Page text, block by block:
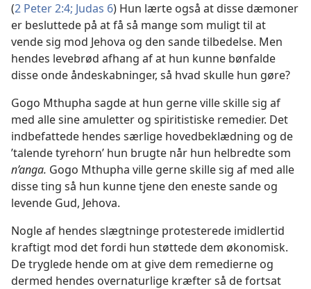
(2 Peter 2:4; Judas 6) Hun lærte også at disse dæmoner
er besluttede på at få så mange som muligt til at
vende sig mod Jehova og den sande tilbedelse. Men
hendes levebrød afhang af at hun kunne bønfalde
disse onde åndeskabninger, så hvad skulle hun gøre?
Gogo Mthupha sagde at hun gerne ville skille sig af
med alle sine amuletter og spiritistiske remedier. Det
indbefattede hendes særlige hovedbeklædning og de
’talende tyrehorn’ hun brugte når hun helbredte som
n’anga. Gogo Mthupha ville gerne skille sig af med alle
disse ting så hun kunne tjene den eneste sande og
levende Gud, Jehova.
Nogle af hendes slægtninge protesterede imidlertid
kraftigt mod det fordi hun støttede dem økonomisk.
De tryglede hende om at give dem remedierne og
dermed hendes overnaturlige kræfter så de fortsat